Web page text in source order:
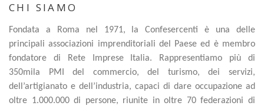
CHI SIAMO
Fondata a Roma nel 1971, la Confesercenti è una delle
principali associazioni imprenditoriali del Paese ed è membro
fondatore di Rete Imprese Italia. Rappresentiamo più di
350mila PMI del commercio, del turismo, dei servizi,
dell’artigianato e dell’industria, capaci di dare occupazione ad
oltre 1.000.000 di persone, riunite in oltre 70 federazioni di